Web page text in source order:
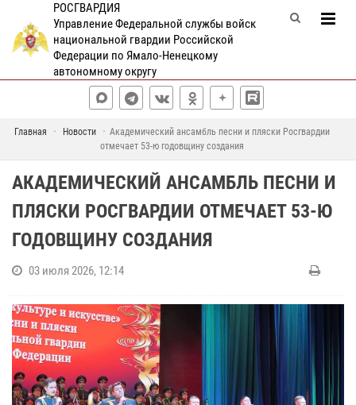
РОСГВАРДИЯ
Управление Федеральной службы войск
национальной гвардии Российской
Федерации по Ямало-Ненецкому
автономному округу
Главная Новости
Академический ансамбль песни и пляски Росгвардии
отмечает 53-ю годовщину создания
АКАДЕМИЧЕСКИЙ АНСАМБЛЬ ПЕСНИ И
ПЛЯСКИ РОСГВАРДИИ ОТМЕЧАЕТ 53-Ю
ГОДОВЩИНУ СОЗДАНИЯ
03 июля 2026, 12:14